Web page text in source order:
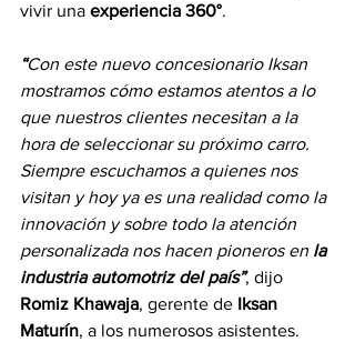
vivir una experiencia 360°.
“Con este nuevo concesionario Iksan
mostramos cómo estamos atentos a lo
que nuestros clientes necesitan a la
hora de seleccionar su próximo carro.
Siempre escuchamos a quienes nos
visitan y hoy ya es una realidad como la
innovación y sobre todo la atención
personalizada nos hacen pioneros en la
industria automotriz del país”, dijo
Romiz Khawaja, gerente de Iksan
Maturín, a los numerosos asistentes.